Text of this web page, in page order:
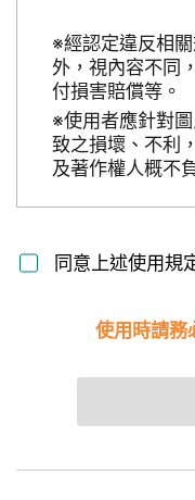
※經認定違反相
外，視內容不同
付損害賠償等。
※使用者應針對
致之損壞、不利
及著作權人概不
同意上述使用規
使用時請務